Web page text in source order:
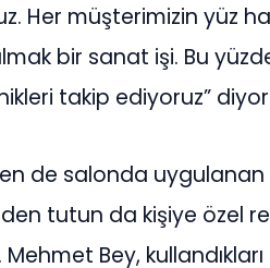
Her müşterimizin yüz
bir sanat işi. Bu
takip ediyoruz”
de salonda
tutun da kişiye özel
Bey,